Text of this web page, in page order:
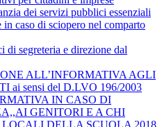
dei servizi pubblici essenziali
in caso di sciopero nel comparto
di segreteria e direzione dal
ALL’INFORMATIVA AGLI
ai sensi del D.LVO 196/2003
IN CASO DI
GENITORI E A CHI